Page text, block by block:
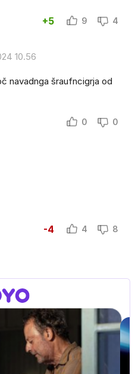
+5 9 4
10.56
navadnga šraufncigrja od
0 0
-4 4 8